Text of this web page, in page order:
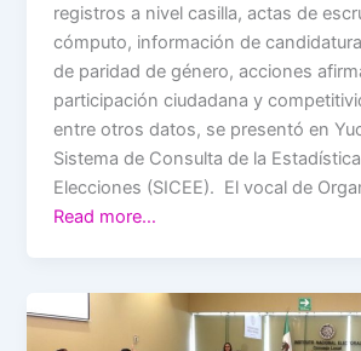
registros a nivel casilla, actas de
cómputo, información de
de paridad de género, acciones
participación ciudadana y
entre otros datos, se presentó en
Sistema de Consulta de la
Elecciones (SICEE). El vocal de
Read more…